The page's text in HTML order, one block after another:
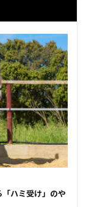
「ハミ受け」のや